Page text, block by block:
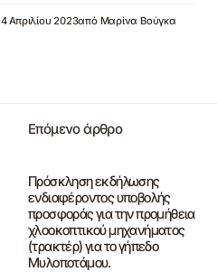
4 Απριλίου 2023από Μαρίνα Βούγκα
Επόμενο άρθρο
Πρόσκληση εκδήλωσης
ενδιαφέροντος υποβολής
προσφοράς για την προμήθεια
χλοοκοπτικού μηχανήματος
(τρακτέρ) για το γήπεδο
Μυλοποτάμου.